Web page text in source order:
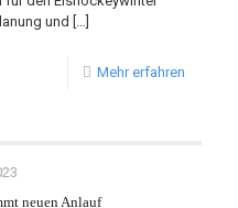
und […]
Mehr erfahren
neuen Anlauf